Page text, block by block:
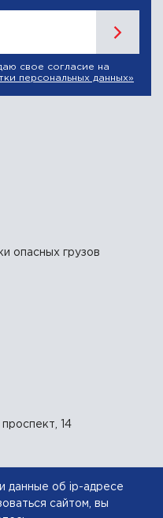
свое согласие на
персональных данных»
опасных грузов
14
химического сырья
данные об ip-адресе
сайтом, вы